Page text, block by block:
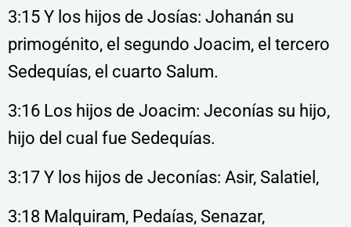
3:15 Y los hijos de Josías: Johanán su
primogénito, el segundo Joacim, el tercero
Sedequías, el cuarto Salum.
3:16 Los hijos de Joacim: Jeconías su hijo,
hijo del cual fue Sedequías.
3:17 Y los hijos de Jeconías: Asir, Salatiel,
3:18 Malquiram, Pedaías, Senazar,